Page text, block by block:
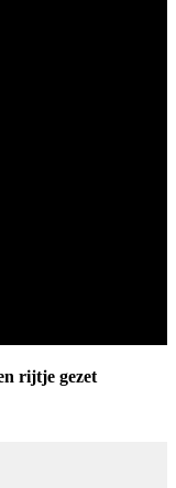
rijtje gezet